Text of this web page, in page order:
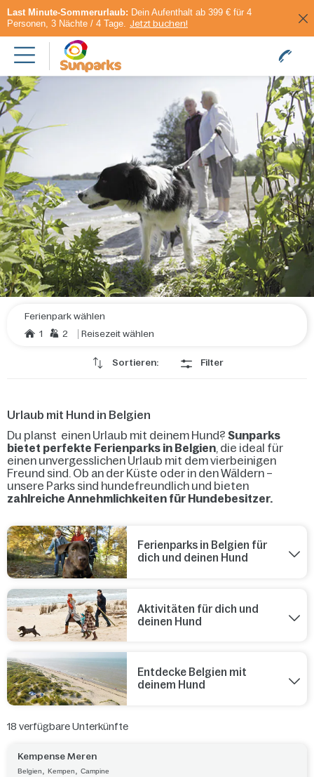
Last Minute-Sommerurlaub: Dein Aufenthalt ab 399 € für 4
Personen, 3 Nächte / 4 Tage. Jetzt buchen!
Ferienpark wählen
1
2 Reisezeit wählen
Sortieren: Filter
Urlaub mit Hund in Belgien
Du planst einen Urlaub mit deinem Hund? Sunparks
bietet perfekte Ferienparks in Belgien, die ideal für
einen unvergesslichen Urlaub mit dem vierbeinigen
Freund sind. Ob an der Küste oder in den Wäldern –
unsere Parks sind hundefreundlich und bieten
zahlreiche Annehmlichkeiten für Hundebesitzer.
Ferienparks in Belgien für
dich und deinen Hund
Aktivitäten für dich und
deinen Hund
Entdecke Belgien mit
deinem Hund
18 verfügbare Unterkünfte
Kempense Meren
Belgien Kempen Campine